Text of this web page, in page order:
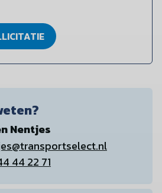
Nentjes
44 22 71